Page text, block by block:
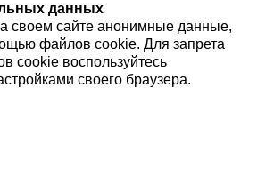
данных
своем сайте анонимные данные,
файлов cookie. Для запрета
cookie воспользуйтесь
своего браузера.